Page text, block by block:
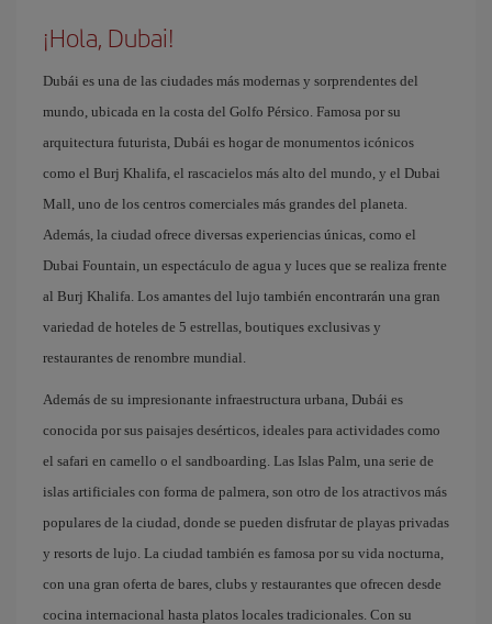
¡Hola, Dubai!
Dubái es una de las ciudades más modernas y sorprendentes del
mundo, ubicada en la costa del Golfo Pérsico. Famosa por su
arquitectura futurista, Dubái es hogar de monumentos icónicos
como el Burj Khalifa, el rascacielos más alto del mundo, y el Dubai
Mall, uno de los centros comerciales más grandes del planeta.
Además, la ciudad ofrece diversas experiencias únicas, como el
Dubai Fountain, un espectáculo de agua y luces que se realiza frente
al Burj Khalifa. Los amantes del lujo también encontrarán una gran
variedad de hoteles de 5 estrellas, boutiques exclusivas y
restaurantes de renombre mundial.
Además de su impresionante infraestructura urbana, Dubái es
conocida por sus paisajes desérticos, ideales para actividades como
el safari en camello o el sandboarding. Las Islas Palm, una serie de
islas artificiales con forma de palmera, son otro de los atractivos más
populares de la ciudad, donde se pueden disfrutar de playas privadas
y resorts de lujo. La ciudad también es famosa por su vida nocturna,
con una gran oferta de bares, clubs y restaurantes que ofrecen desde
cocina internacional hasta platos locales tradicionales. Con su